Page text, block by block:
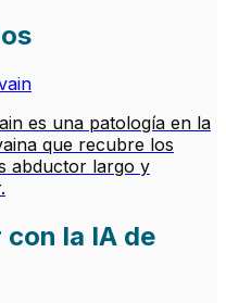
es una patología en la
que recubre los
abductor largo y
con la IA de